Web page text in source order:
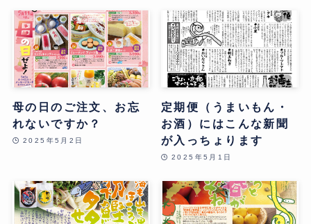
母の日のご注文、お忘
れないですか？
2025年5月2日
定期便（うまいもん・
お酒）にはこんな新聞
が入っちょります
2025年5月1日